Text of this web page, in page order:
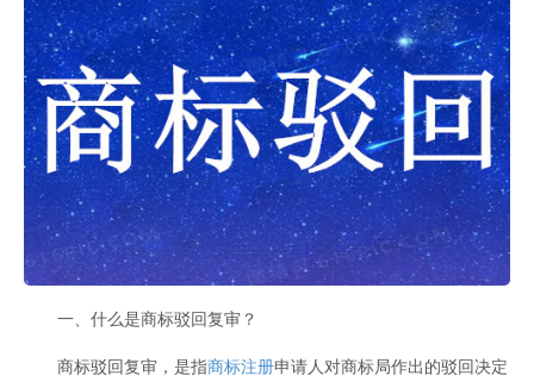
一、什么是商标驳回复审？
商标驳回复审，是指商标注册申请人对商标局作出的驳回决定